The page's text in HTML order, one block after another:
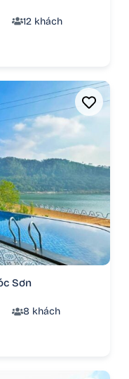
12 khách
Sơn
8 khách